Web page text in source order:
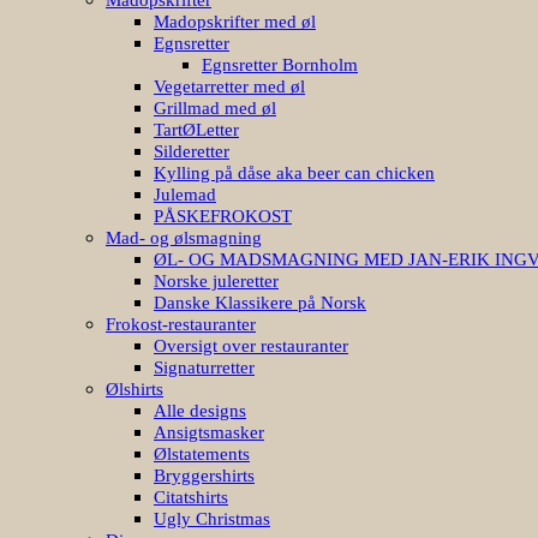
Madopskrifter med øl
Egnsretter
Egnsretter Bornholm
Vegetarretter med øl
Grillmad med øl
TartØLetter
Silderetter
Kylling på dåse aka beer can chicken
Julemad
PÅSKEFROKOST
Mad- og ølsmagning
ØL- OG MADSMAGNING MED JAN-ERIK
Norske juleretter
Danske Klassikere på Norsk
Frokost-restauranter
Oversigt over restauranter
Signaturretter
Ølshirts
Alle designs
Ansigtsmasker
Ølstatements
Bryggershirts
Citatshirts
Ugly Christmas